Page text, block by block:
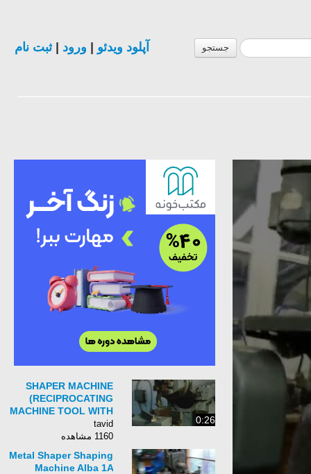
جستجو آپلود ویدئو ورود |ثبت نام
0:26
SHAPER MACHINE
(RECIPROCATING
MACHINE TOOL WITH
SINGLE POINT
CUTTING TOOL)
ENGINEERING
tavid
1160 مشاهده
Metal Shaper Shaping
Machine Alba 1A